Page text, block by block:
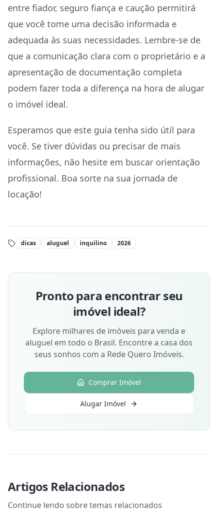
entre fiador, seguro fiança e caução permitirá
que você tome uma decisão informada e
adequada às suas necessidades. Lembre-se de
que a comunicação clara com o proprietário e a
apresentação de documentação completa
podem fazer toda a diferença na hora de alugar
o imóvel ideal.
Esperamos que este guia tenha sido útil para
você. Se tiver dúvidas ou precisar de mais
informações, não hesite em buscar orientação
profissional. Boa sorte na sua jornada de
locação!
dicas aluguel inquilino 2026
Pronto para encontrar seu
imóvel ideal?
Explore milhares de imóveis para venda e
aluguel em todo o Brasil. Encontre a casa dos
seus sonhos com a Rede Quero Imóveis.
Comprar Imóvel
Alugar Imóvel
Artigos Relacionados
Continue lendo sobre temas relacionados